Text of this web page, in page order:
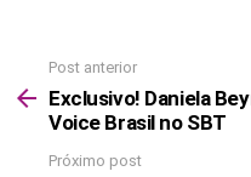
more
Post anterior
Exclusivo! Daniela
Voice Brasil no SBT
Próximo post